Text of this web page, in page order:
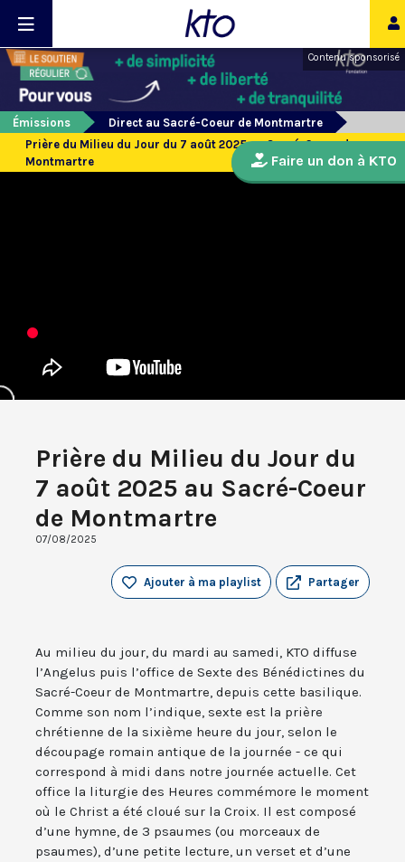
Contenu sponsorisé
Émissions
Direct au Sacré-Coeur de Montmartre
Prière du Milieu du Jour du 7 août 2025 au Sacré-Coeur de
Montmartre
Prière du Milieu du Jour du
7 août 2025 au Sacré-Coeur
de Montmartre
07/08/2025
Partager
Ajouter à ma playlist
Au milieu du jour, du mardi au samedi, KTO diffuse
l’Angelus puis l’office de Sexte des Bénédictines du
Sacré-Coeur de Montmartre, depuis cette basilique.
Comme son nom l’indique, sexte est la prière
chrétienne de la sixième heure du jour, selon le
découpage romain antique de la journée - ce qui
correspond à midi dans notre journée actuelle. Cet
office la liturgie des Heures commémore le moment
où le Christ a été cloué sur la Croix. Il est composé
d’une hymne, de 3 psaumes (ou morceaux de
psaumes), d’une petite lecture, un verset et d’une
Faire un don à KTO